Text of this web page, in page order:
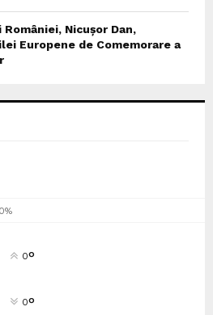
Nicușor Dan,
Europene de Comemorare a
0%
0°
0°